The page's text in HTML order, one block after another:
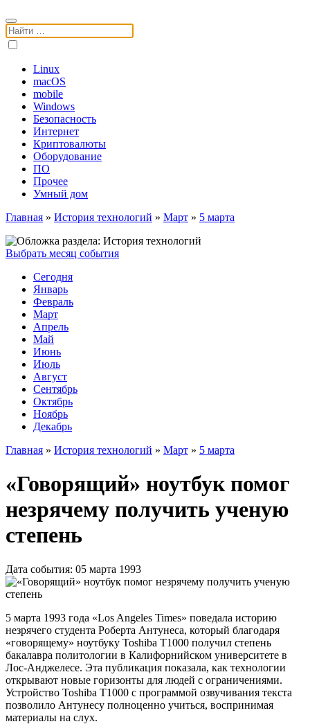
Поиск:
Linux
macOS
mobile
Windows
Безопасность
Интернет
Криптовалюты
Оборудование
ПО
Прочее
Умный дом
Главная » История технологий » Март » 5 марта
Выбрать месяц события
Сегодня
Январь
Февраль
Март
Апрель
Май
Июнь
Июль
Август
Сентябрь
Октябрь
Ноябрь
Декабрь
Главная » История технологий » Март » 5 марта
«Говорящий» ноутбук помог
незрячему получить ученую
степень
Дата события: 05 марта 1993
5 марта 1993 года «Los Angeles Times» поведала историю
незрячего студента Роберта Антунеса, который благодаря
«говорящему» ноутбуку Toshiba T1000 получил степень
бакалавра политологии в Калифорнийском университете в
Лос-Анджелесе. Эта публикация показала, как технологии
открывают новые горизонты для людей с ограничениями.
Устройство Toshiba T1000 с программой озвучивания текста
позволило Антунесу полноценно учиться, воспринимая
материалы на слух.